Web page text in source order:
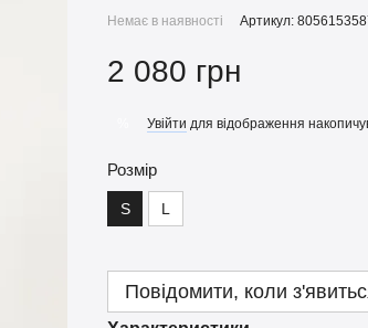
Немає в наявності Артикул:
2 080 грн
Увійти для відображення
Розмір
S L
Повідомити, коли